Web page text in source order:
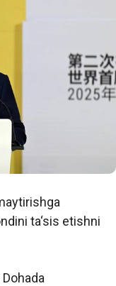
ta‘sis etishni